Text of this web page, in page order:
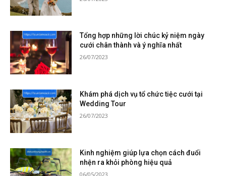
Tổng hợp những lời chúc kỷ niệm ngày
cưới chân thành và ý nghĩa nhất
26/07/2023
Khám phá dịch vụ tổ chức tiệc cưới tại
Wedding Tour
26/07/2023
Kinh nghiệm giúp lựa chọn cách đuổi
nhện ra khỏi phòng hiệu quả
06/05/2023